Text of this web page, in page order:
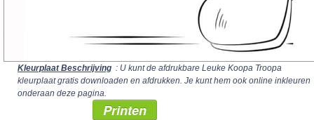
Kleurplaat Beschrijving : U kunt de afdrukbare Leuke Koopa Troopa
kleurplaat gratis downloaden en afdrukken. Je kunt hem ook online inkleuren
onderaan deze pagina.
Printen